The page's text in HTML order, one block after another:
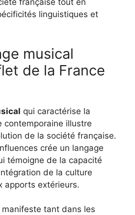
française tout en
linguistiques et
musical
de la France
qui caractérise la
contemporaine illustre
de la société française.
crée un langage
témoigne de la capacité
de la culture
apports extérieurs.
tant dans les